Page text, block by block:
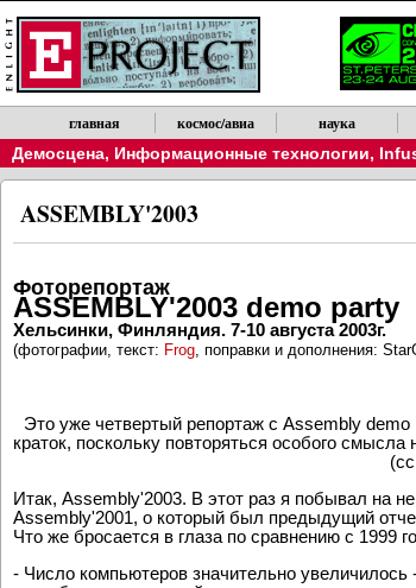
Обратите внимание, что новости можно получать по
главная космос/авиа наука
Демосцена,Информационные технологии,
ASSEMBLY'2003
Фоторепортаж
ASSEMBLY'2003 demo party
Хельсинки, Финляндия. 7-10 августа 2003г.
Это уже четвертый репортаж с Assembly
краток, поскольку повторяться особого
Итак, Assembly'2003. В этот раз я побывал на
Assembly'2001, о который был предыдущий
Что же бросается в глаза по сравнению с 1999